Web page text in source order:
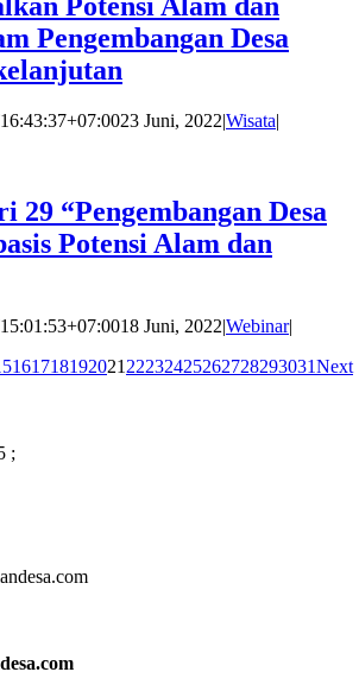
Pengembangan Desa
23 Juni, 2022|Wisata|
29 “Pengembangan Desa
Potensi Alam dan
18 Juni, 2022|Webinar|
161718192021 22232425262728293031Next
;